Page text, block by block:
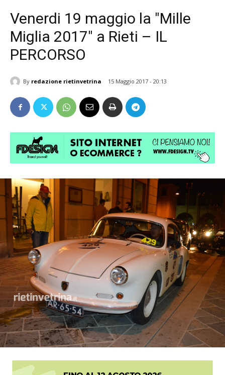
Venerdi 19 maggio la "Mille
Miglia 2017" a Rieti – IL
PERCORSO
By redazione rietinvetrina 15 Maggio 2017 - 20:13